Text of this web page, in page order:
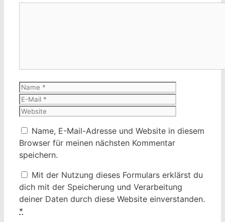
Name
Name, E-Mail-Adresse und Website in diesem
Browser für meinen nächsten Kommentar
speichern.
Mit der Nutzung dieses Formulars erklärst du
dich mit der Speicherung und Verarbeitung
deiner Daten durch diese Website einverstanden.
*